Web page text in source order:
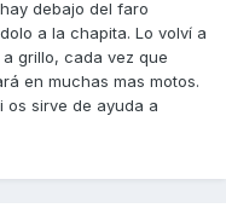
debajo del faro
a la chapita. Lo volví a
grillo, cada vez que
en muchas mas motos.
os sirve de ayuda a